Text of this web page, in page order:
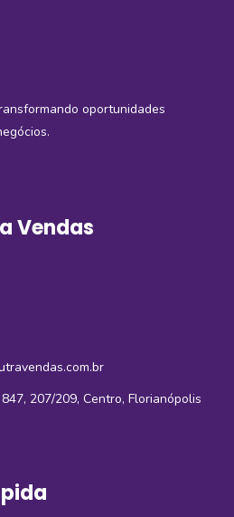
oportunidades
Vendas
207/209, Centro, Florianópolis